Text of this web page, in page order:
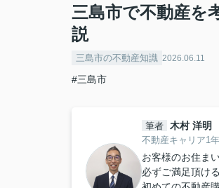
三島市で不動産を
説
三島市の不動産知識 2026.06.11
#三島市
筆者 木村 洋明
不動産キャリア1年
お客様のお住ま
必ずご満足頂け